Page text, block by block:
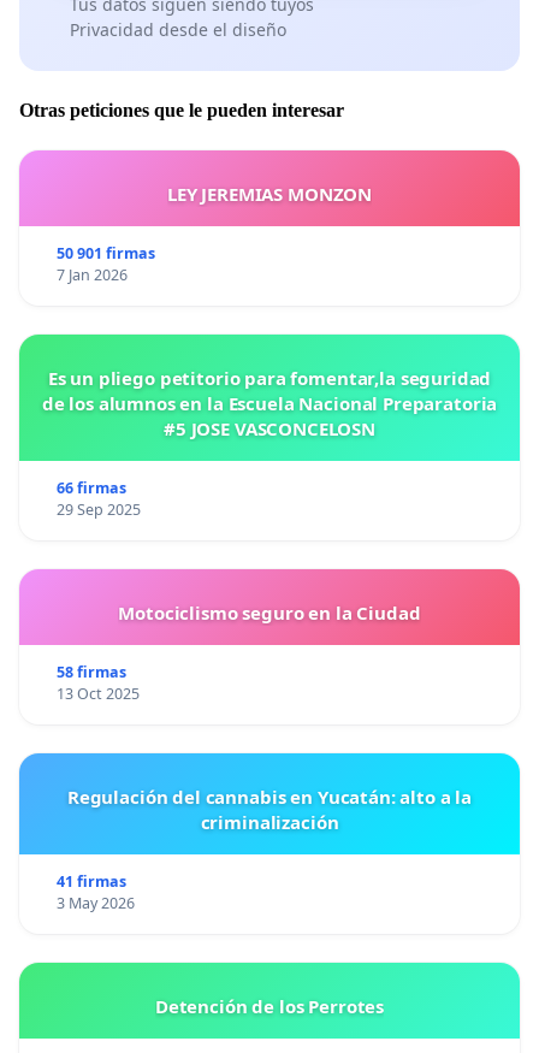
Privacidad desde el diseño
Otras peticiones que le pueden interesar
LEY JEREMIAS MONZON
50 901 firmas
7 Jan 2026
Es un pliego petitorio para fomentar,la seguridad
de los alumnos en la Escuela Nacional Preparatoria
#5 JOSE VASCONCELOSN
66 firmas
29 Sep 2025
Motociclismo seguro en la Ciudad
58 firmas
13 Oct 2025
Regulación del cannabis en Yucatán: alto a la
criminalización
41 firmas
3 May 2026
Detención de los Perrotes